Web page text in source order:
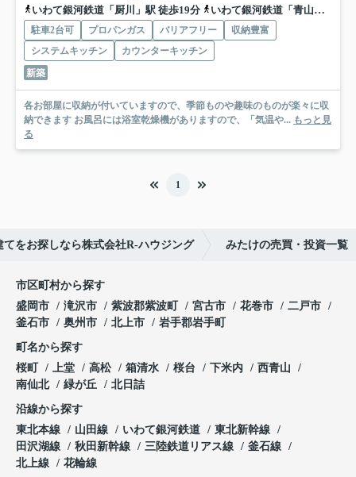
いわて銀河鉄道「厨川」駅 徒歩19分
いわて銀河鉄道「青山」駅 徒歩33分
駐車2台可 プロパンガス バリアフリー
収納豊富
システムキッチン
カウンターキッチン
新築
各お部屋に収納が付いていますので、季節ものや趣味のものが楽々に収
納できます お風呂には浴室乾燥機がありますので、「気温や... もっと見
る
1
てをお探しなら株式会社R-ハウジング みたけの売買・投資一覧
市区町村から探す
盛岡市
滝沢市 紫波郡紫波町 宮古市 花巻市
二戸市
釜石市
奥州市 北上市 岩手郡岩手町
町名から探す
桜町
上堂 高松 箱清水 桜台 下米内
西青山
南仙北
緑が丘 北日詰
沿線から探す
東北本線
山田線 いわて銀河鉄道
東北新幹線
田沢湖線
秋田新幹線 三陸鉄道リアス線
釜石線
北上線
花輪線